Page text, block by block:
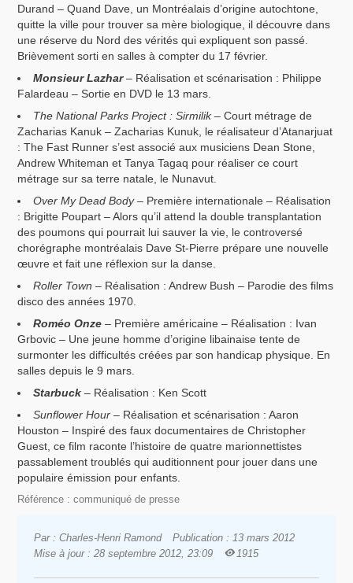
Durand – Quand Dave, un Montréalais d’origine autochtone,
quitte la ville pour trouver sa mère biologique, il découvre dans
une réserve du Nord des vérités qui expliquent son passé.
Brièvement sorti en salles à compter du 17 février.
Monsieur Lazhar– Réalisation et scénarisation : Philippe
Falardeau – Sortie en DVD le 13 mars.
The National Parks Project : Sirmilik– Court métrage de
Zacharias Kanuk – Zacharias Kunuk, le réalisateur d’Atanarjuat
: The Fast Runner s’est associé aux musiciens Dean Stone,
Andrew Whiteman et Tanya Tagaq pour réaliser ce court
métrage sur sa terre natale, le Nunavut.
Over My Dead Body– Première internationale – Réalisation
: Brigitte Poupart – Alors qu’il attend la double transplantation
des poumons qui pourrait lui sauver la vie, le controversé
chorégraphe montréalais Dave St-Pierre prépare une nouvelle
œuvre et fait une réflexion sur la danse.
Roller Town – Réalisation : Andrew Bush – Parodie des films
disco des années 1970.
Roméo Onze– Première américaine – Réalisation : Ivan
Grbovic – Une jeune homme d’origine libainaise tente de
surmonter les difficultés créées par son handicap physique. En
salles depuis le 9 mars.
Starbuck– Réalisation : Ken Scott
Sunflower Hour– Réalisation et scénarisation : Aaron
Houston – Inspiré des faux documentaires de Christopher
Guest, ce film raconte l’histoire de quatre marionnettistes
passablement troublés qui auditionnent pour jouer dans une
populaire émission pour enfants.
Référence : communiqué de presse
Par : Charles-Henri Ramond
Publication : 13 mars 2012
Mise à jour : 28 septembre 2012, 23:09
1915